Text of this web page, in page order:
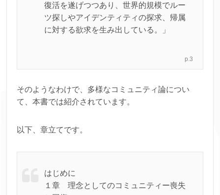
復活を遂げつつあり、世界的規模でルー
ツ探しやアイデンティティの探求、帰属
に対する欲求を生み出している。」
p.3
そのようなわけで、多様なコミュニティ論につい
て、本書では紹介されています。
以下、章立てです。
はじめに
１章 理念としてのコミュニティー喪失